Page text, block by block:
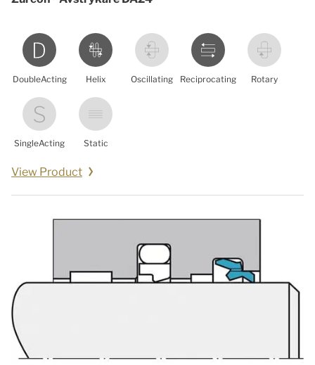
DoubleActing Helix Oscillating Reciprocating Rotary
SingleActing Static
View Product